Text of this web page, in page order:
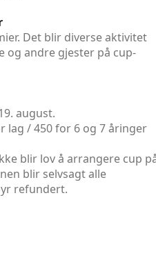
Det blir diverse aktivitet
og andre gjester på cup-
august.
lag / 450 for 6 og 7 åringer
blir lov å arrangere cup
blir selvsagt alle
refundert.